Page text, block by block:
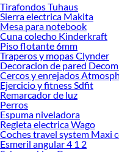
Desde remodelaciones hasta
tus ideas realidad. ¡Visítanos y
Quincallería para Muebles y Closet!
Explora la variedad de
en Sodimac
Herramientas, materiales y
renovación de espacios.
ofrecerte!
Encuentra una amplia variedad
Closet en Sodimac. Encuentra
renovación y decoración.
Tirafondos Tuhaus
Sierra electrica Makita
Mesa para notebook
Cuna colecho Kinderkraft
Piso flotante 6mm
Traperos y mopas Clynder
Decoracion de pared
Cercos y enrejados
Ejercicio y fitness Sdfit
Remarcador de luz
Perros
Espuma niveladora
Regleta electrica Wago
Coches travel system Maxi
Esmeril angular 4 1 2